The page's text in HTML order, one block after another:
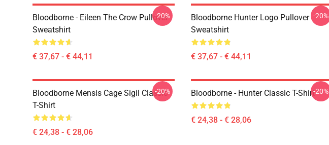
Bloodborne - Eileen The Crow Pullover
Sweatshirt
€ 37,67 - € 44,11
-20%
Bloodborne Hunter Logo Pullover
Sweatshirt
€ 37,67 - € 44,11
-20%
Bloodborne Mensis Cage Sigil Classic
T-Shirt
€ 24,38 - € 28,06
-20% Bloodborne - Hunter Classic T-Shirt
€ 24,38 - € 28,06
-20%